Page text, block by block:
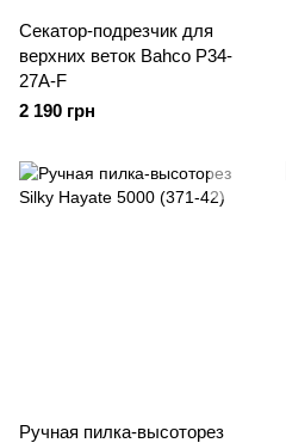
Секатор-подрезчик для
верхних веток Bahco P34-
27A-F
2 190 грн
Ручная пилка-высоторез